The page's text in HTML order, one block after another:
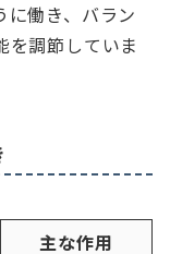
働き、バラン
を調節していま
主な作用